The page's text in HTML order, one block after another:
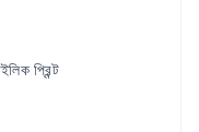
প্রিন্ট